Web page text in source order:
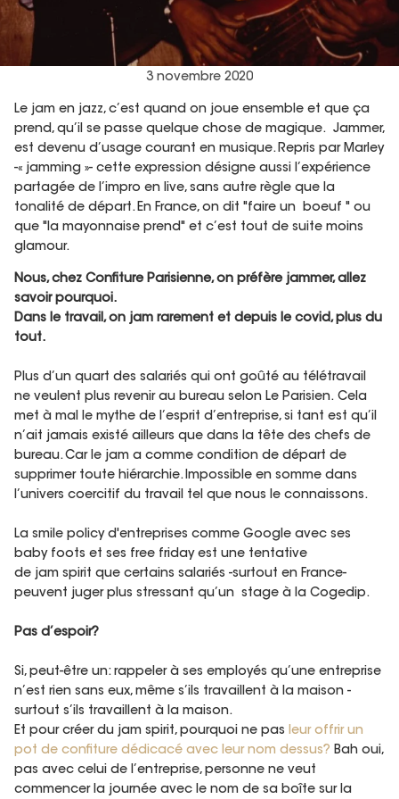
3 novembre 2020
Le jam en jazz, c’est quand on joue ensemble et que ça
prend, qu’il se passe quelque chose de magique. Jammer,
est devenu d’usage courant en musique. Repris par Marley
-« jamming »- cette expression désigne aussi l’expérience
partagée de l’impro en live, sans autre règle que la
tonalité de départ. En France, on dit "faire un boeuf " ou
que "la mayonnaise prend" et c’est tout de suite moins
glamour.
Nous, chez Confiture Parisienne, on préfère jammer, allez
savoir pourquoi.
Dans le travail, on jam rarement et depuis le covid, plus du
tout.
Plus d’un quart des salariés qui ont goûté au télétravail
ne veulent plus revenir au bureau selon Le Parisien. Cela
met à mal le mythe de l’esprit d’entreprise, si tant est qu’il
n’ait jamais existé ailleurs que dans la tête des chefs de
bureau. Car le jam a comme condition de départ de
supprimer toute hiérarchie. Impossible en somme dans
l’univers coercitif du travail tel que nous le connaissons.
La smile policy d'entreprises comme Google avec ses
baby foots et ses free friday est une tentative
de jam spirit que certains salariés -surtout en France-
peuvent juger plus stressant qu’un stage à la Cogedip.
Pas d’espoir?
Si, peut-être un: rappeler à ses employés qu’une entreprise
n’est rien sans eux, même s’ils travaillent à la maison -
surtout s’ils travaillent à la maison.
Et pour créer du jam spirit, pourquoi ne pas leur offrir un
pot de confiture dédicacé avec leur nom dessus? Bah oui,
pas avec celui de l’entreprise, personne ne veut
commencer la journée avec le nom de sa boîte sur la